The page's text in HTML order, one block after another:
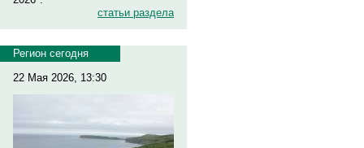
статьи раздела
Регион сегодня
22 Мая 2026, 13:30